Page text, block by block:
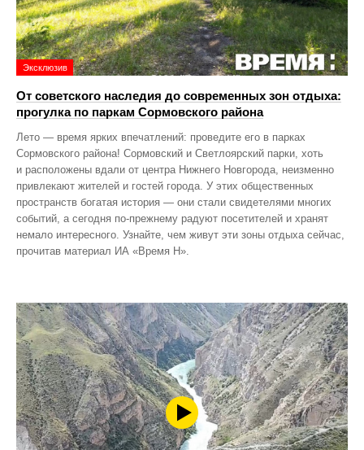
Эксклюзив
От советского наследия до современных зон отдыха:
прогулка по паркам Сормовского района
Лето — время ярких впечатлений: проведите его в парках
Сормовского района! Сормовский и Светлоярский парки, хоть
и расположены вдали от центра Нижнего Новгорода, неизменно
привлекают жителей и гостей города. У этих общественных
пространств богатая история — они стали свидетелями многих
событий, а сегодня по‑прежнему радуют посетителей и хранят
немало интересного. Узнайте, чем живут эти зоны отдыха сейчас,
прочитав материал ИА «Время Н».